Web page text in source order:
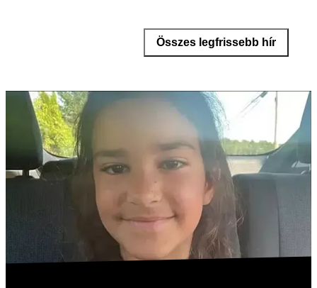
Összes legfrissebb hír